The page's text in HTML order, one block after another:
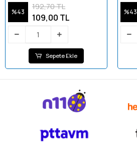
%43
192,70 TL
109,00 TL
Sepete Ekle
%43